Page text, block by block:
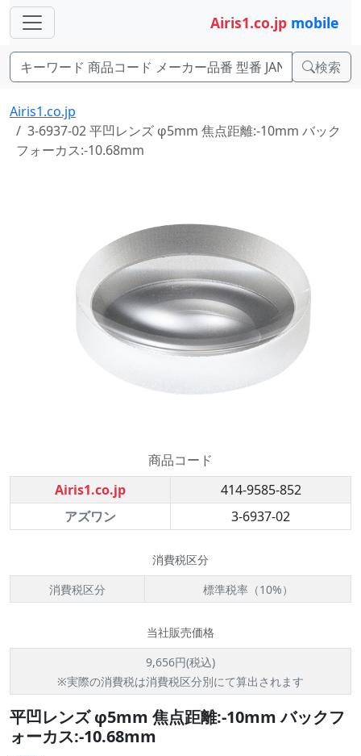
Airis1.co.jp mobile
検索
Airis1.co.jp
3-6937-02 平凹レンズ φ5mm 焦点距離:-10mm バック
フォーカス:-10.68mm
商品コード
Airis1.co.jp
414-9585-852
アズワン
3-6937-02
消費税区分
消費税区分
標準税率（10%）
当社販売価格
9,656円(税込)
※実際の消費税は消費税区分別にて算出されます
平凹レンズ φ5mm 焦点距離:-10mm バックフ
ォーカス:-10.68mm